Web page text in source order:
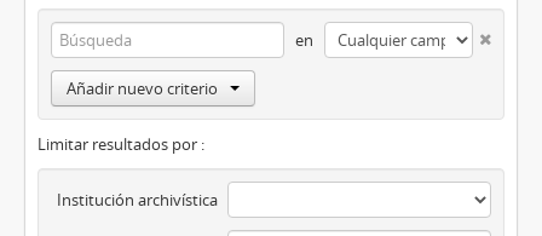
en
Añadir nuevo criterio
Limitar resultados por :
Institución archivística